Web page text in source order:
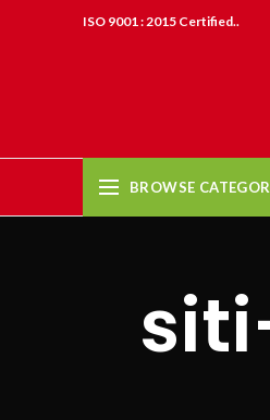
ISO 9001 : 2015 Certified..
BROWSE